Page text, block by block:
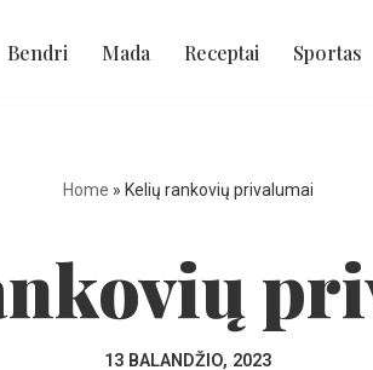
Bendri Mada Receptai Sportas
Home » Kelių rankovių privalumai
13 BALANDŽIO, 2023